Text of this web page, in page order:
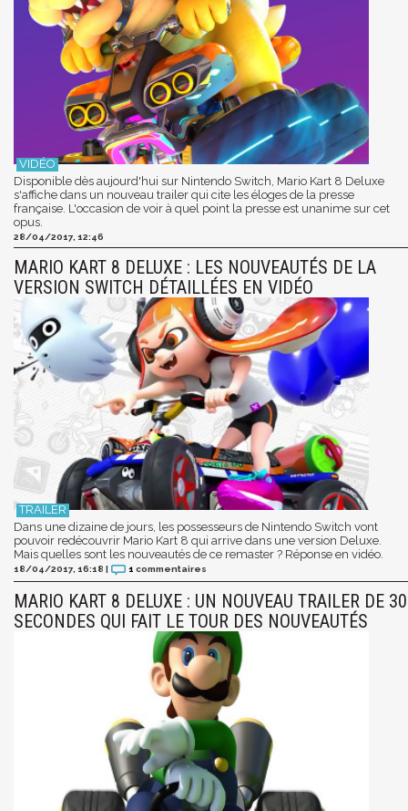
Disponible dès aujourd'hui sur Nintendo Switch, Mario Kart 8 Deluxe
s'affiche dans un nouveau trailer qui cite les éloges de la presse
française. L'occasion de voir à quel point la presse est unanime sur cet
opus.
28/04/2017, 12:46
MARIO KART 8 DELUXE : LES NOUVEAUTÉS DE LA
VERSION SWITCH DÉTAILLÉES EN VIDÉO
Dans une dizaine de jours, les possesseurs de Nintendo Switch vont
pouvoir redécouvrir Mario Kart 8 qui arrive dans une version Deluxe.
Mais quelles sont les nouveautés de ce remaster ? Réponse en vidéo.
18/04/2017, 16:18 | 1 commentaires
MARIO KART 8 DELUXE : UN NOUVEAU TRAILER DE 30
SECONDES QUI FAIT LE TOUR DES NOUVEAUTÉS